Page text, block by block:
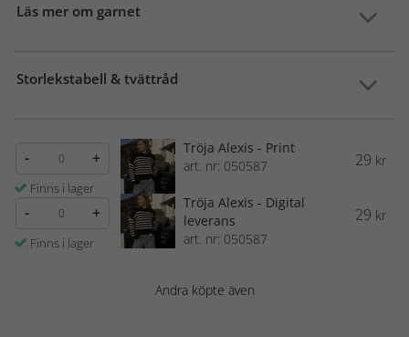
Läs mer om garnet
Storlekstabell & tvättråd
- +
Finns i lager
Tröja Alexis - Print
art. nr: 050587
29 kr
- +
Finns i lager
Tröja Alexis - Digital
leverans
art. nr: 050587
29 kr
Andra köpte även